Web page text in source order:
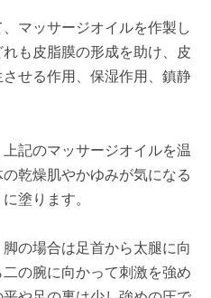
マッサージオイルを作製し
も皮脂膜の形成を助け、皮
せる作用、保湿作用、鎮静
記のマッサージオイルを温
乾燥肌やかゆみが気になる
塗ります。
の場合は足首から太腿に向
の腕に向かって刺激を強め